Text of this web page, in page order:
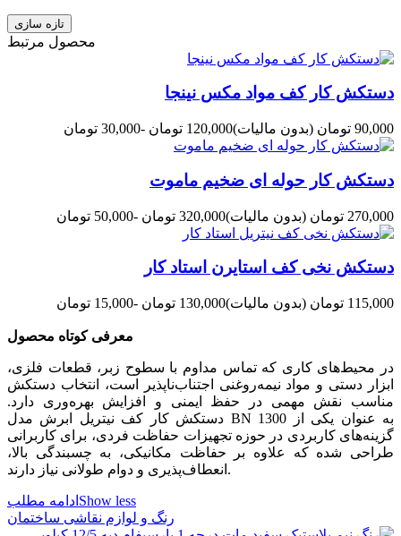
محصول مرتبط
دستکش کار کف مواد مکس نینجا
90,000 تومان (بدون مالیات)120,000 تومان -30,000 تومان
دستکش کار حوله ای ضخیم ماموت
270,000 تومان (بدون مالیات)320,000 تومان -50,000 تومان
دستکش نخی کف استایرن استاد کار
115,000 تومان (بدون مالیات)130,000 تومان -15,000 تومان
معرفی کوتاه محصول
در محیط‌های کاری که تماس مداوم با سطوح زبر، قطعات فلزی،
ابزار دستی و مواد نیمه‌روغنی اجتناب‌ناپذیر است، انتخاب دستکش
مناسب نقش مهمی در حفظ ایمنی و افزایش بهره‌وری دارد.
دستکش کار کف نیتریل ابرش مدل BN 1300 به عنوان یکی از
گزینه‌های کاربردی در حوزه تجهیزات حفاظت فردی، برای کاربرانی
طراحی شده که علاوه بر حفاظت مکانیکی، به چسبندگی بالا،
انعطاف‌پذیری و دوام طولانی نیاز دارند.
ادامه مطلب Show less
رنگ و لوازم نقاشی ساختمان